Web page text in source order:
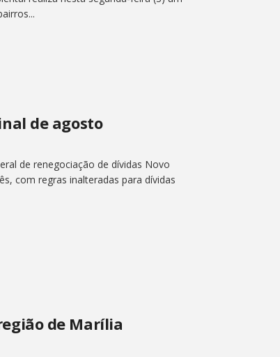
de agosto
de renegociação de dívidas Novo
com regras inalteradas para dívidas
de Marília